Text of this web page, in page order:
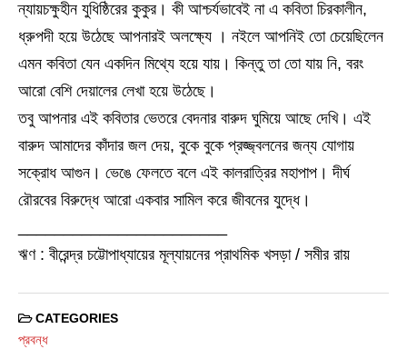
ন্যায়চক্ষুহীন যুধিষ্ঠিরের কুকুর। কী আশ্চর্যভাবেই না এ কবিতা চিরকালীন,
ধ্রুপদী হয়ে উঠেছে আপনারই অলক্ষ্যে । নইলে আপনিই তো চেয়েছিলেন
এমন কবিতা যেন একদিন মিথ্যে হয়ে যায়। কিন্তু তা তো যায় নি, বরং
আরো বেশি দেয়ালের লেখা হয়ে উঠেছে।
তবু আপনার এই কবিতার ভেতরে বেদনার বারুদ ঘুমিয়ে আছে দেখি। এই
বারুদ আমাদের কাঁদার জল দেয়, বুকে বুকে প্রজ্জ্বলনের জন্য যোগায়
সক্রোধ আগুন। ভেঙে ফেলতে বলে এই কালরাত্রির মহাপাপ। দীর্ঘ
রৌরবের বিরুদ্ধে আরো একবার সামিল করে জীবনের যুদ্ধে।
ঋণ : বীরেন্দ্র চট্টোপাধ্যায়ের মূল্যায়নের প্রাথমিক খসড়া / সমীর রায়
CATEGORIES
প্রবন্ধ